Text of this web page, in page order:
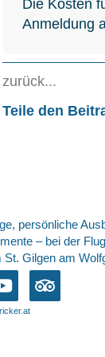
Die Kosten
Anmeldung
zurück...
Teile den
persönliche
– bei der
Gilgen am